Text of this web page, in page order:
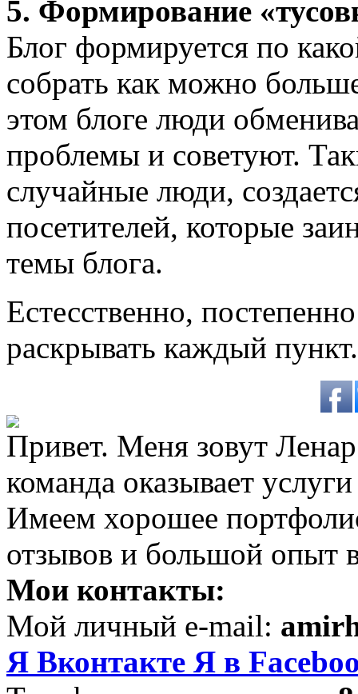
5. Формирование
Блог формируется по
собрать как можно
этом блоге люди
проблемы и советуют.
случайные люди,
посетителей, которые
темы блога.
Естесственно,
раскрывать каждый пункт.
Привет. Меня зовут
команда оказывает
Имеем хорошее
отзывов и большой опыт
Мои контакты:
Мой личный e-mail:
Я Вконтакте Я в